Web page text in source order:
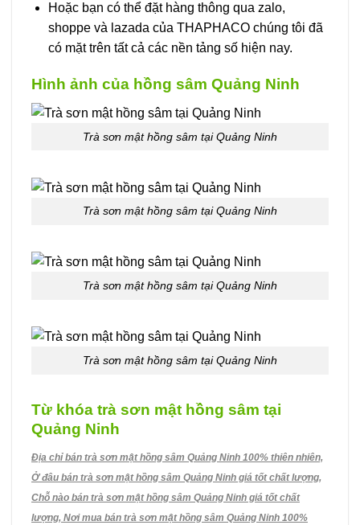
Hoặc bạn có thể đặt hàng thông qua zalo,
shoppe và lazada của THAPHACO chúng tôi đã
có mặt trên tất cả các nền tảng số hiện nay.
Hình ảnh của hồng sâm Quảng Ninh
Trà sơn mật hồng sâm tại Quảng Ninh
Trà sơn mật hồng sâm tại Quảng Ninh
Trà sơn mật hồng sâm tại Quảng Ninh
Trà sơn mật hồng sâm tại Quảng Ninh
Từ khóa trà sơn mật hồng sâm tại
Quảng Ninh
Địa chỉ bán trà sơn mật hồng sâm Quảng Ninh 100% thiên nhiên,
Ở đâu bán trà sơn mật hồng sâm Quảng Ninh giá tốt chất lượng,
Chỗ nào bán trà sơn mật hồng sâm Quảng Ninh giá tốt chất
lượng, Nơi mua bán trà sơn mật hồng sâm Quảng Ninh 100%